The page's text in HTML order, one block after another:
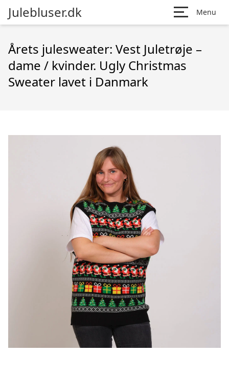
Julebluser.dk Menu
Årets julesweater: Vest Juletrøje –
dame / kvinder. Ugly Christmas
Sweater lavet i Danmark